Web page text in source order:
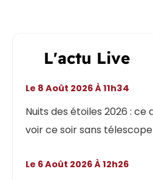
L'actu Live
Nuits des étoiles 2026 : ce
voir ce soir sans télescope
Le 8 Août 2026 À 11h34
Le 6 Août 2026 À 12h26